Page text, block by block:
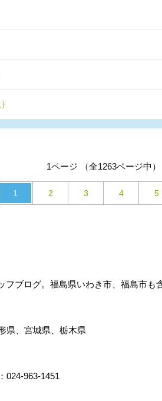
1ページ （全1263ページ中）
1 2 3 4 5
ブログ。福島県いわき市、福島市
県、宮城県、栃木県
024-963-1451